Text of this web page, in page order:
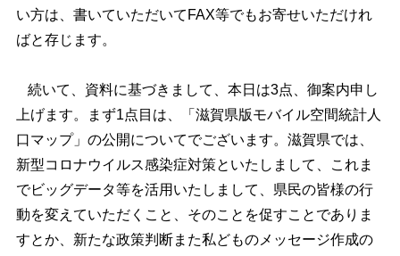
い方は、書いていただいてFAX等でもお寄せいただけれ
ばと存じます。
続いて、資料に基づきまして、本日は3点、御案内申し
上げます。まず1点目は、「滋賀県版モバイル空間統計人
口マップ」の公開についてでございます。滋賀県では、
新型コロナウイルス感染症対策といたしまして、これま
でビッグデータ等を活用いたしまして、県民の皆様の行
動を変えていただくこと、そのことを促すことでありま
すとか、新たな政策判断また私どものメッセージ作成の